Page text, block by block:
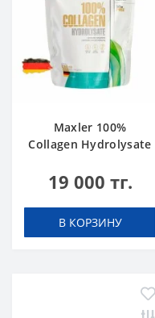
Maxler 100%
Collagen Hydrolysate
19 000 тг.
В КОРЗИНУ